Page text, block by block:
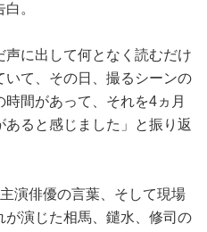
。
に出して何となく読むだけ
て、その日、撮るシーンの
間があって、それを4ヵ月
ると感じました」と振り返
演俳優の言葉、そして現場
演じた相馬、鑓水、修司の